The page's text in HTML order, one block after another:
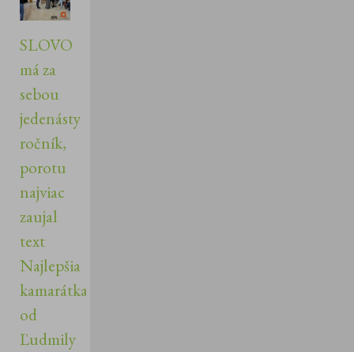
SLOVO
má za
sebou
jedenásty
ročník,
porotu
najviac
zaujal
text
Najlepšia
kamarátka
od
Ľudmily